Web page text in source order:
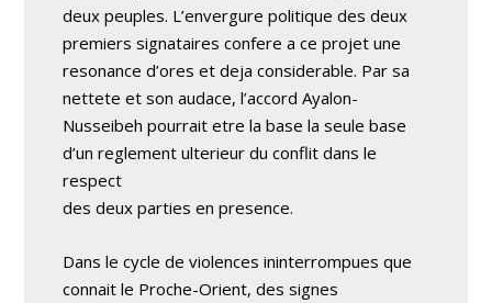
deux peuples. L’envergure politique des deux
premiers signataires confere a ce projet une
resonance d’ores et deja considerable. Par sa
nettete et son audace, l’accord Ayalon-
Nusseibeh pourrait etre la base ­la seule base
d’un reglement ulterieur du conflit dans le
respect
des deux parties en presence.
Dans le cycle de violences ininterrompues que
connait le Proche-Orient, des signes